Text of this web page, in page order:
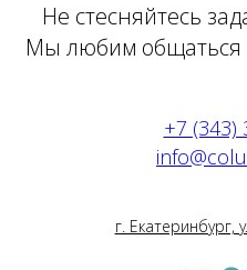
Не стесняйтесь
Мы любим общаться
+7 (343)
г. Екатеринбург,